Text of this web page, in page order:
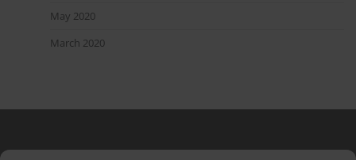
May 2020
March 2020